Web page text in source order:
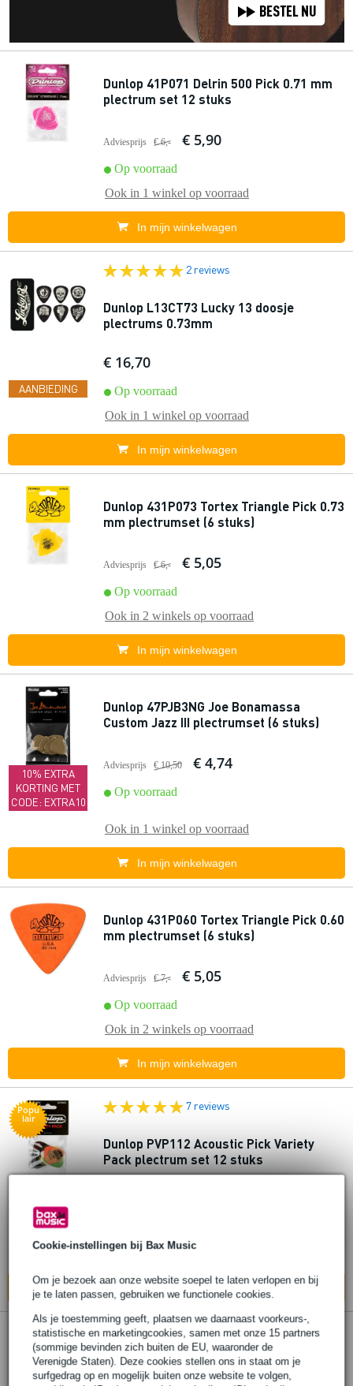
Cookie-instellingen bij Bax Music
Om je bezoek aan onze website soepel te laten verlopen en bij
je te laten passen, gebruiken we functionele cookies.
Als je toestemming geeft, plaatsen we daarnaast voorkeurs-,
statistische en marketingcookies, samen met onze 15 partners
(sommige bevinden zich buiten de EU, waaronder de
Verenigde Staten). Deze cookies stellen ons in staat om je
surfgedrag op en mogelijk buiten onze website te volgen,
Dunlop 41P071 Delrin 500 Pick 0.71 mm
plectrum set 12 stuks
Adviesprijs € 6,- € 5,90
Op voorraad
Ook in 1 winkel op voorraad
In mijn winkelwagen
AANBIEDING
2 reviews
Dunlop L13CT73 Lucky 13 doosje
plectrums 0.73mm
€ 16,70
Op voorraad
Ook in 1 winkel op voorraad
In mijn winkelwagen
Dunlop 431P073 Tortex Triangle Pick 0.73
mm plectrumset (6 stuks)
Adviesprijs € 6,- € 5,05
Op voorraad
Ook in 2 winkels op voorraad
In mijn winkelwagen
10% EXTRA
KORTING MET
CODE: EXTRA10
Dunlop 47PJB3NG Joe Bonamassa
Custom Jazz III plectrumset (6 stuks)
Adviesprijs € 10,50 € 4,74
Op voorraad
Ook in 1 winkel op voorraad
In mijn winkelwagen
Dunlop 431P060 Tortex Triangle Pick 0.60
mm plectrumset (6 stuks)
Adviesprijs € 7,- € 5,05
Op voorraad
Ook in 2 winkels op voorraad
In mijn winkelwagen
Popu
lair
7 reviews
Dunlop PVP112 Acoustic Pick Variety
Pack plectrum set 12 stuks
Ook in 5 winkelsop voorraad
In mijn winkelwagen
1 review
Dunlop 33P0225 Nickel Silver Finger &